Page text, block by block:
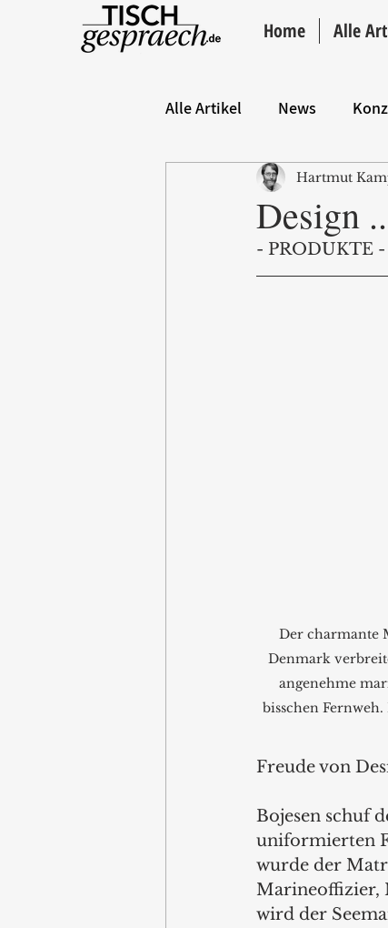
Home Alle
Alle Artikel News
Hintergrund ANZEIGE
Design
Hartmut
- PRODUKTE -
Der charmante
Denmark
angenehme
bisschen
Freude von
Bojesen schuf
uniformierten
wurde der
Marineoffizier,
wird der